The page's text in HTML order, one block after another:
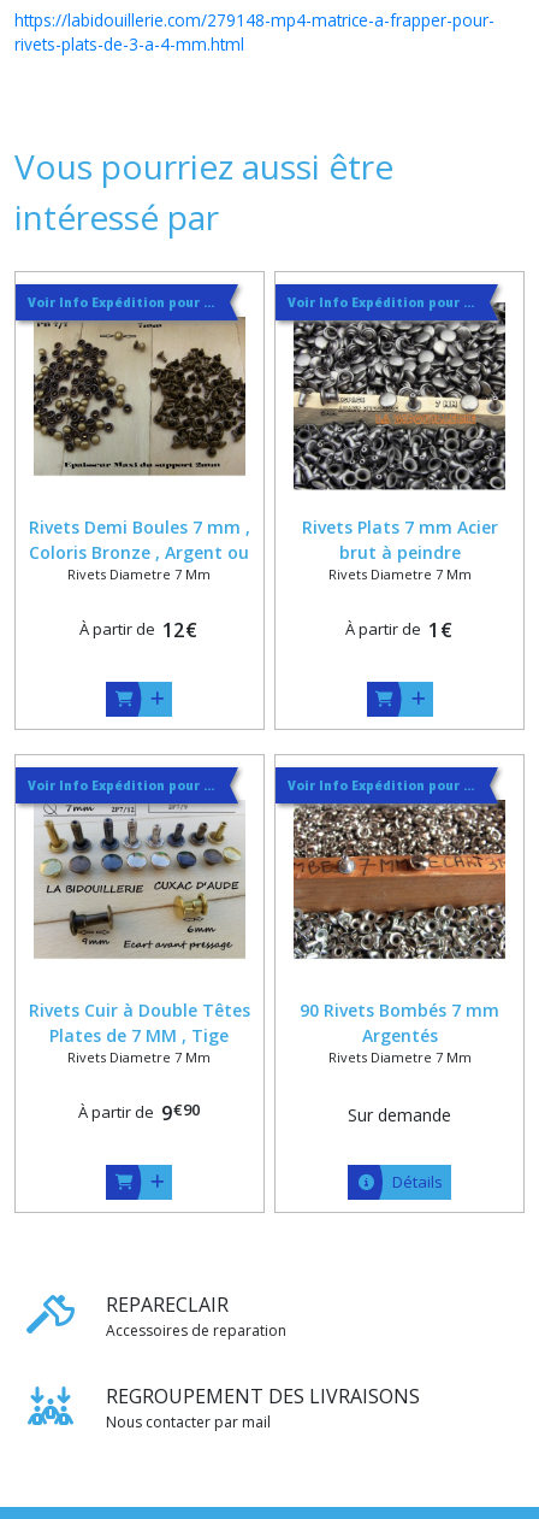
https://labidouillerie.com/279148-mp4-matrice-a-frapper-pour-
rivets-plats-de-3-a-4-mm.html
Vous pourriez aussi être
intéressé par
Voir Info Expédition pour Régler les Frais de Port au Meilleur Prix , En haut d'ecran à Droite
Rivets Demi Boules 7 mm ,
Coloris Bronze , Argent ou
Doré
Rivets Diametre 7 Mm
À partir de 12€
Voir Info Expédition pour Régler les Frais de Port au Meilleur Prix , En haut d'ecran à Droite
Rivets Plats 7 mm Acier
brut à peindre
Rivets Diametre 7 Mm
À partir de 1 €
Voir Info Expédition pour Régler les Frais de Port au Meilleur Prix , En haut d'ecran à Droite
Rivets Cuir à Double Têtes
Plates de 7 MM , Tige
courte ou longue , Coloris
Laiton et Vieux Laiton
Rivets Diametre 7 Mm
À partir de 9€90
Voir Info Expédition pour Régler les Frais de Port au Meilleur Prix , En haut d'ecran à Droite
90 Rivets Bombés 7 mm
Argentés
Rivets Diametre 7 Mm
Sur demande
Détails
REPARECLAIR
Accessoires de reparation
REGROUPEMENT DES LIVRAISONS
Nous contacter par mail